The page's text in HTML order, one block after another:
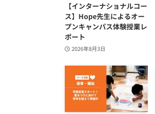
【インターナショナルコー
ス】Hope先生によるオー
プンキャンパス体験授業レ
ポート
2026年8月3日